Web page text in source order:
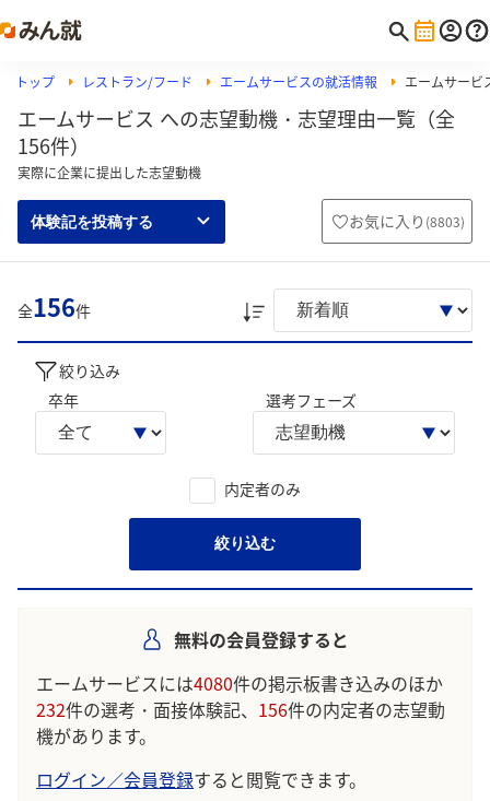
トップ レストラン/フード エームサービスの就活情報 エームサービ
エームサービス への志望動機・志望理由一覧（全
156件）
実際に企業に提出した志望動機
体験記を投稿する お気に入り (8803)
全156件
絞り込み
卒年
選考フェーズ
内定者のみ
絞り込む
無料の会員登録すると
エームサービスには4080件の掲示板書き込みのほか
232件の選考・面接体験記、 156件の内定者の志望動
機があります。
ログイン／会員登録すると閲覧できます。